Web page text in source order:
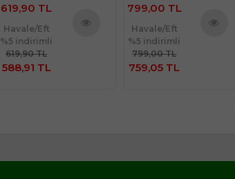
619,90 TL
Havale/Eft
%5 indirimli
619,90 TL
588,91 TL
799,00 TL
Havale/Eft
%5 indirimli
799,00 TL
759,05 TL